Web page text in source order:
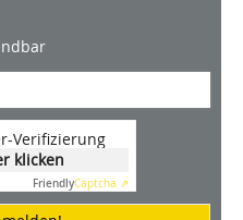
Verifizierung
klicken
FriendlyCaptcha ⇗